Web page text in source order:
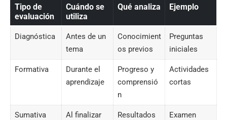
Tipo de
evaluación
Cuándo se
utiliza
Qué analiza Ejemplo
Diagnóstica
Antes de un
tema
Conocimient
os previos
Preguntas
iniciales
Formativa
Durante el
aprendizaje
Progreso y
comprensió
n
Actividades
cortas
Sumativa
Al finalizar
Resultados
Examen